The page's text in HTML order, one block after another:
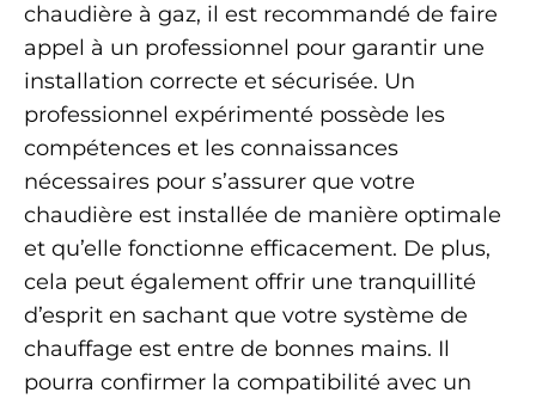
chaudière à gaz, il est recommandé de faire
appel à un professionnel pour garantir une
installation correcte et sécurisée. Un
professionnel expérimenté possède les
compétences et les connaissances
nécessaires pour s’assurer que votre
chaudière est installée de manière optimale
et qu’elle fonctionne efficacement. De plus,
cela peut également offrir une tranquillité
d’esprit en sachant que votre système de
chauffage est entre de bonnes mains. Il
pourra confirmer la compatibilité avec un